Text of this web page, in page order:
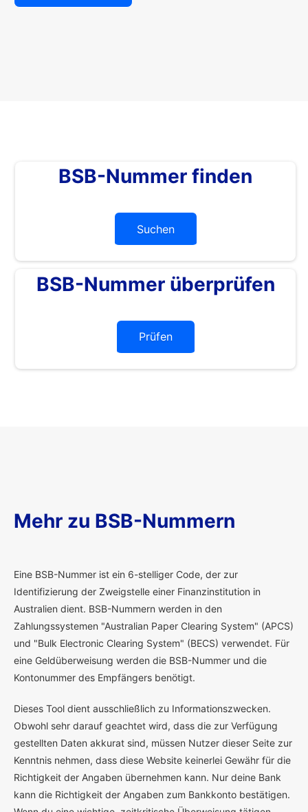
BSB-Nummer finden
Suchen
BSB-Nummer überprüfen
Prüfen
Mehr zu BSB-Nummern
Eine BSB-Nummer ist ein 6-stelliger Code, der zur
Identifizierung der Zweigstelle einer Finanzinstitution in
Australien dient. BSB-Nummern werden in den
Zahlungssystemen "Australian Paper Clearing System" (APCS)
und "Bulk Electronic Clearing System" (BECS) verwendet. Für
eine Geldüberweisung werden die BSB-Nummer und die
Kontonummer des Empfängers benötigt.
Dieses Tool dient ausschließlich zu Informationszwecken.
Obwohl sehr darauf geachtet wird, dass die zur Verfügung
gestellten Daten akkurat sind, müssen Nutzer dieser Seite zur
Kenntnis nehmen, dass diese Website keinerlei Gewähr für die
Richtigkeit der Angaben übernehmen kann. Nur deine Bank
kann die Richtigkeit der Angaben zum Bankkonto bestätigen.